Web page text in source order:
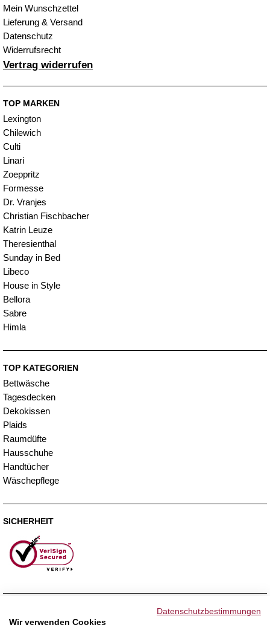
Mein Wunschzettel
Lieferung & Versand
Datenschutz
Widerrufsrecht
Vertrag widerrufen
TOP MARKEN
Lexington
Chilewich
Culti
Linari
Zoeppritz
Formesse
Dr. Vranjes
Christian Fischbacher
Katrin Leuze
Theresienthal
Sunday in Bed
Libeco
House in Style
Bellora
Sabre
Himla
TOP KATEGORIEN
Bettwäsche
Tagesdecken
Dekokissen
Plaids
Raumdüfte
Hausschuhe
Handtücher
Wäschepflege
SICHERHEIT
Datenschutzbestimmungen
Wir verwenden Cookies